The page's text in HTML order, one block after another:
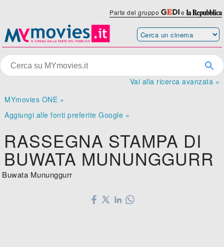
Parte del gruppo e
Vai alla ricerca avanzata »
MYmovies ONE »
Aggiungi alle fonti preferite Google »
RASSEGNA STAMPA DI
BUWATA MUNUNGGURR
Buwata Mununggurr